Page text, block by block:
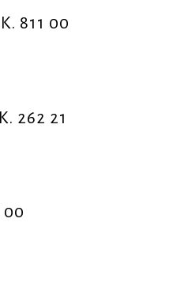
811 00
262 21
00